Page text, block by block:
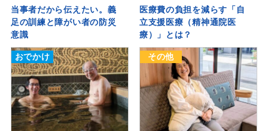
当事者だから伝えたい。義
足の訓練と障がい者の防災
意識
医療費の負担を減らす「自
立支援医療（精神通院医
療）」とは？
おでかけ その他